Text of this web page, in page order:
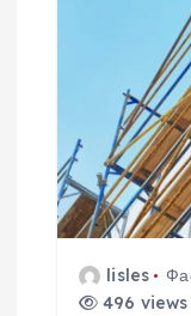
п
о
lisles
496 views